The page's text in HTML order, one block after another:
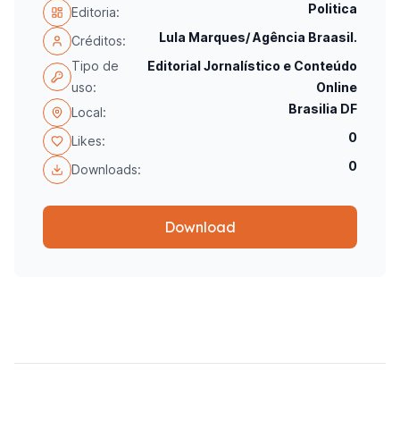
Editoria: Politica
Créditos:
Lula Marques/ Agência Braasil.
Tipo de
uso:
Editorial Jornalístico e Conteúdo
Online
Local:
Brasilia DF
Likes: 0
Downloads: 0
Download